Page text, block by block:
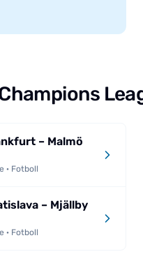
– Malmö
· Fotboll
– Mjällby
· Fotboll